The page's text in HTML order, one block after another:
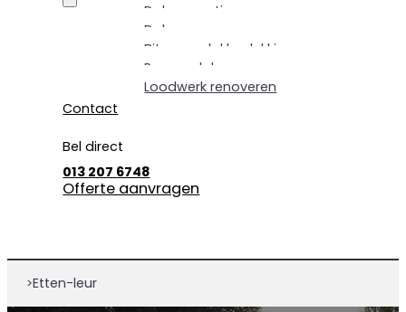
Dakrenovatie
Dakpannen vervangen
Bitumen dakbedekking
Pannendak renoveren
Loodwerk renoveren
Contact
Bel direct
013 207 6748
Offerte aanvragen
>Etten-leur